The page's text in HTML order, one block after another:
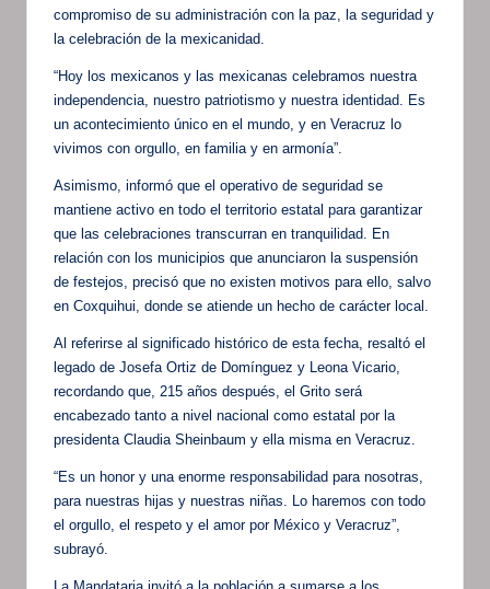
compromiso de su administración con la paz, la seguridad y
la celebración de la mexicanidad.
“Hoy los mexicanos y las mexicanas celebramos nuestra
independencia, nuestro patriotismo y nuestra identidad. Es
un acontecimiento único en el mundo, y en Veracruz lo
vivimos con orgullo, en familia y en armonía”.
Asimismo, informó que el operativo de seguridad se
mantiene activo en todo el territorio estatal para garantizar
que las celebraciones transcurran en tranquilidad. En
relación con los municipios que anunciaron la suspensión
de festejos, precisó que no existen motivos para ello, salvo
en Coxquihui, donde se atiende un hecho de carácter local.
Al referirse al significado histórico de esta fecha, resaltó el
legado de Josefa Ortiz de Domínguez y Leona Vicario,
recordando que, 215 años después, el Grito será
encabezado tanto a nivel nacional como estatal por la
presidenta Claudia Sheinbaum y ella misma en Veracruz.
“Es un honor y una enorme responsabilidad para nosotras,
para nuestras hijas y nuestras niñas. Lo haremos con todo
el orgullo, el respeto y el amor por México y Veracruz”,
subrayó.